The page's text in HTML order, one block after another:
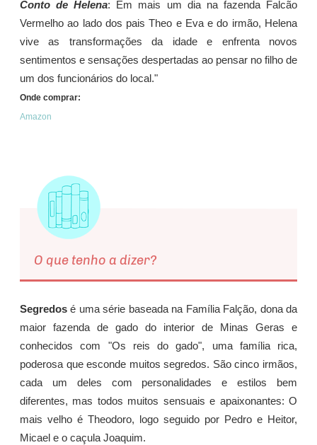
Conto de Helena: Em mais um dia na fazenda Falcão
Vermelho ao lado dos pais Theo e Eva e do irmão, Helena
vive as transformações da idade e enfrenta novos
sentimentos e sensações despertadas ao pensar no filho de
um dos funcionários do local."
Onde comprar:
Amazon
O que tenho a dizer?
Segredosé uma série baseada na Família Falção, dona da
maior fazenda de gado do interior de Minas Geras e
conhecidos com "Os reis do gado", uma família rica,
poderosa que esconde muitos segredos. São cinco irmãos,
cada um deles com personalidades e estilos bem
diferentes, mas todos muitos sensuais e apaixonantes: O
mais velho é Theodoro, logo seguido por Pedro e Heitor,
Micael e o caçula Joaquim.